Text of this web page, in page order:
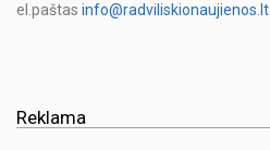
el.paštas info@radviliskionaujienos.lt
Reklama